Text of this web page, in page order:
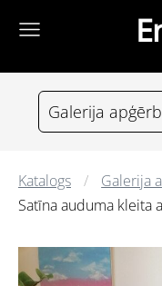
Galerija
Katalogs
Galerija
Satīna auduma kleita